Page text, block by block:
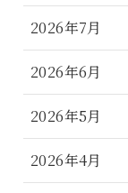
2026年7月
2026年6月
2026年5月
2026年4月